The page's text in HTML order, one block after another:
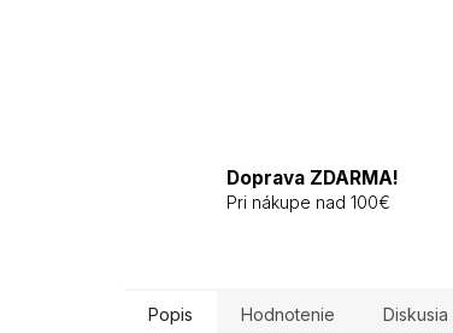
Doprava ZDARMA!
Pri nákupe nad 100€
Popis Hodnotenie Diskusia